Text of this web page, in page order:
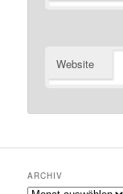
Website
ARCHIV